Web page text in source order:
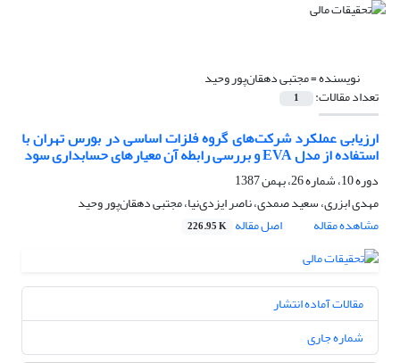
نویسنده =مجتبی دهقان‌پور وحید
تعداد مقالات: 1
ارزیابی عملکرد شرکت‌های گروه فلزات اساسی در بورس تهران با
استفاده از مدل EVA و بررسی رابطه آن معیارهای حسابداری سود
دوره 10، شماره 26، بهمن 1387
مهدی ابزری، سعید صمدی، ناصر ایزدی‌نیا، مجتبی دهقان‌پور وحید
مشاهده مقاله
اصل مقاله 226.95 K
مقالات آماده انتشار
شماره جاری